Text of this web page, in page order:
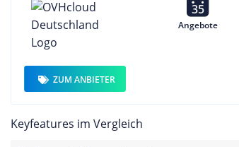
35
Angebote
ZUM ANBIETER
Keyfeatures im Vergleich